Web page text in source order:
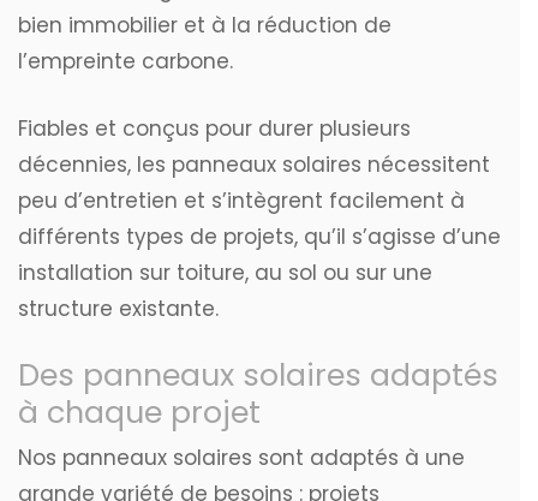
bien immobilier et à la réduction de
l’empreinte carbone.
Fiables et conçus pour durer plusieurs
décennies, les panneaux solaires nécessitent
peu d’entretien et s’intègrent facilement à
différents types de projets, qu’il s’agisse d’une
installation sur toiture, au sol ou sur une
structure existante.
Des panneaux solaires adaptés
à chaque projet
Nos panneaux solaires sont adaptés à une
grande variété de besoins : projets